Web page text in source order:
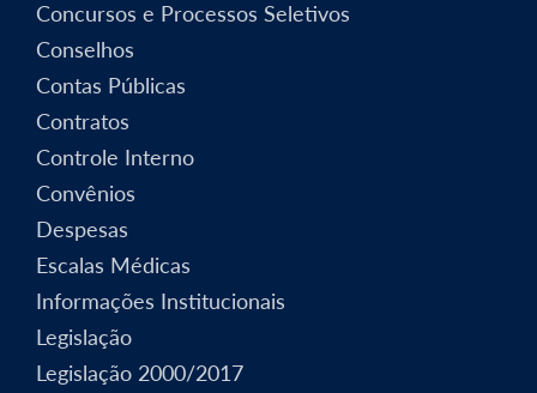
Concursos e Processos Seletivos
Conselhos
Contas Públicas
Contratos
Controle Interno
Convênios
Despesas
Escalas Médicas
Informações Institucionais
Legislação
Legislação 2000/2017